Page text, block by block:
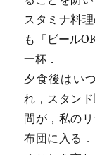
スタミナ料
も「ビール
一杯．
夕食後はい
れ，スタン
間が，私の
布団に入る